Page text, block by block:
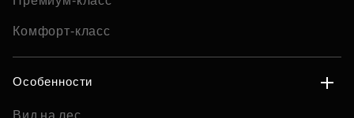
Комфорт-класс
Особенности
Вид на лес